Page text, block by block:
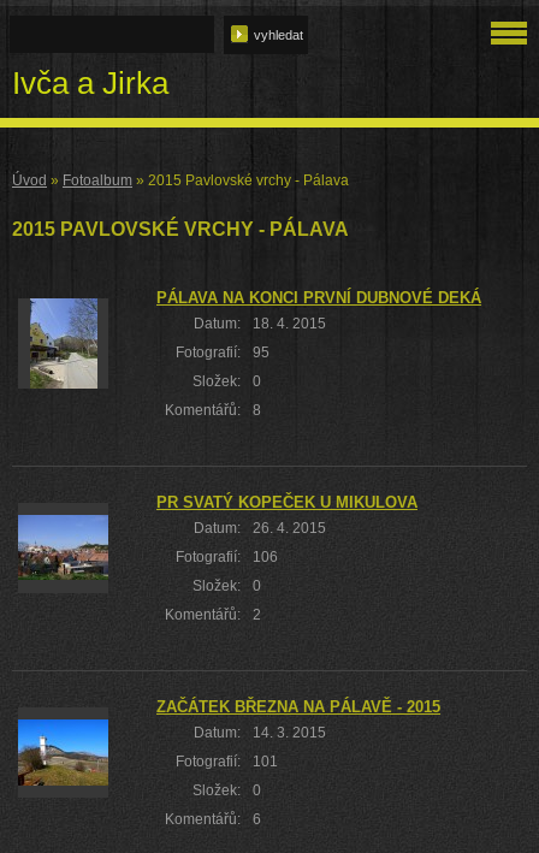
Ivča a Jirka
Úvod » Fotoalbum » 2015 Pavlovské vrchy - Pálava
2015 PAVLOVSKÉ VRCHY - PÁLAVA
PÁLAVA NA KONCI PRVNÍ DUBNOVÉ DEKÁDY
Datum:
18. 4. 2015
Fotografií:
95
Složek:
0
Komentářů:
8
PR SVATÝ KOPEČEK U MIKULOVA
Datum:
26. 4. 2015
Fotografií:
106
Složek:
0
Komentářů:
2
ZAČÁTEK BŘEZNA NA PÁLAVĚ - 2015
Datum:
14. 3. 2015
Fotografií:
101
Složek:
0
Komentářů:
6